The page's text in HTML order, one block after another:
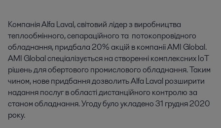
Компанія Alfa Laval, світовий лідер з виробництва
теплообмінного, сепараційного та  потокопровідного
обладнання, придбала 20% акцій в компанії AMI Global.
AMI Global спеціалізується на створенні комплексних IoT
рішень для обертового промислового обладнання. Таким
чином, нове придбання дозволить Alfa Laval розширити
надання послуг в області дистанційного контролю за
станом обладнання. Угоду було укладено 31 грудня 2020
року.